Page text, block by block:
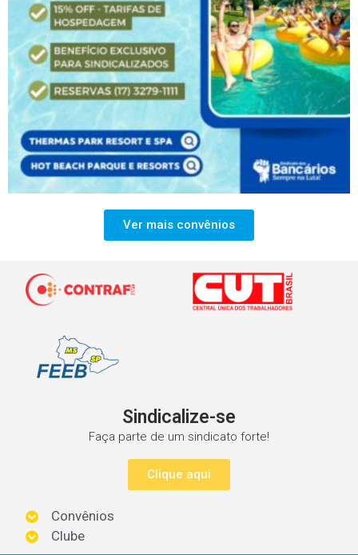
Ver mais convênios
Sindicalize-se
Faça parte de um sindicato forte!
Clique aqui
Convênios
Clube